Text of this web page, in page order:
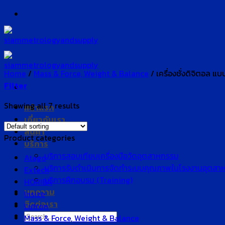
Skip
to
content
หน้าแรก
เกี่ยวกับเรา
สินค้า
บริการ
บริการสอบเทียบเครื่องมือวัดอุตสาหกรรม
บริการรับดำเนินการจัดทำระบบคุณภาพในโรงงานอุตสา
บริการฝึกอบรม (Training)
บทความ
ติดต่อเรา
Search
Home / Mass & Force, Weight & Balance / เครื่องชั่งดิจิตอล แบ
Filter
Showing all 7 results
Product categories
Atago
Extech
HORIBA
Insize
Lutron
Mass & Force, Weight & Balance